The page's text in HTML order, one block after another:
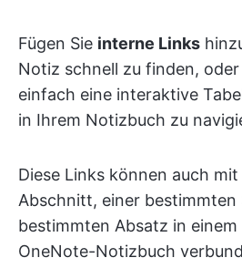
Fügen Sie interne Links
Notiz schnell zu finden, oder
einfach eine interaktive
in Ihrem Notizbuch zu
Diese Links können auch
Abschnitt, einer bestimmten
bestimmten Absatz in einem
OneNote-Notizbuch